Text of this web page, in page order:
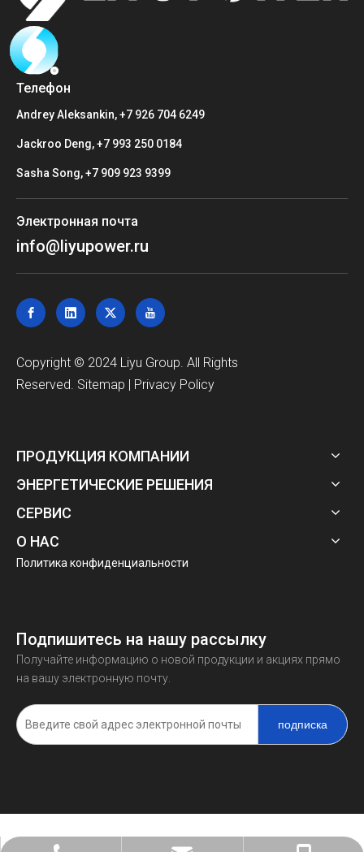
Телефон
Andrey Aleksankin, +7 926 704 6249
Jackroo Deng, +7 993 250 0184
Sasha Song, +7 909 923 9399
Электронная почта
info@liyupower.ru
Copyright © 2024 Liyu Group. All Rights
Reserved. Sitemap | Privacy Policy
ПРОДУКЦИЯ КОМПАНИИ
ЭНЕРГЕТИЧЕСКИЕ РЕШЕНИЯ
СЕРВИС
О НАС
Политика конфиденциальности
Подпишитесь на нашу рассылку
Получайте информацию о новой продукции и акциях прямо
на вашу электронную почту.
подписка